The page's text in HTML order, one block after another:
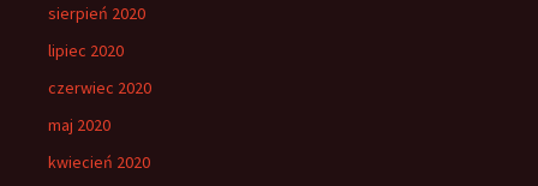
sierpień 2020
lipiec 2020
czerwiec 2020
maj 2020
kwiecień 2020